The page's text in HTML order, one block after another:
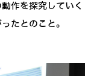
作を探究していく
たとのこと。